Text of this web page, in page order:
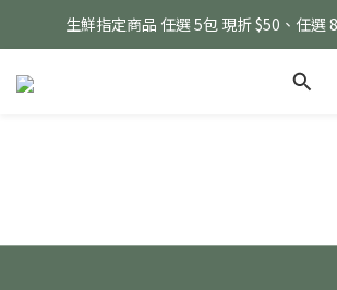
生鮮指定商品 任選 5包 現折 $50、任選
生鮮指定商品 任選 5包 現折 $50、任選
會員感謝月 消費滿千即贈人蔘滴雞精 (